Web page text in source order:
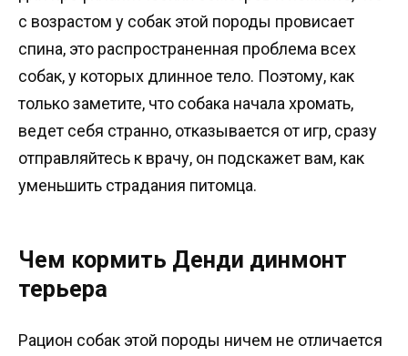
с возрастом у собак этой породы провисает
спина, это распространенная проблема всех
собак, у которых длинное тело. Поэтому, как
только заметите, что собака начала хромать,
ведет себя странно, отказывается от игр, сразу
отправляйтесь к врачу, он подскажет вам, как
уменьшить страдания питомца.
Чем кормить Денди динмонт
терьера
Рацион собак этой породы ничем не отличается